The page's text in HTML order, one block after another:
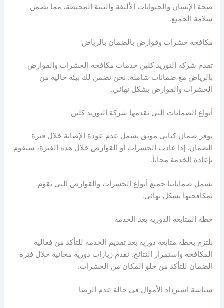
صحة الإنسان والحيوانات الأليفة والبيئة المحيطة، مما يضمن
سلامة الجميع.
مكافحة حشرات وقوارض بالضمان بالرياض
تقدم شركة التوريد كلين خدمات مكافحة الحشرات والقوارض
بالرياض مع ضمانات شاملة. نحن نضمن لك بيئة خالية من
الحشرات والقوارض بشكل نهائي.
أنواع الضمانات التي تقدمها شركة التوريد كلين
نوفر ضمان كتابي موثق يشمل عدم عودة الإصابة خلال فترة
الضمان. إذا عادت الحشرات أو القوارض خلال هذه الفترة، سنقوم
بإعادة الخدمة مجاناً.
تشمل ضماناتنا جميع أنواع الحشرات والقوارض التي نقوم
بمكافحتها بشكل نهائي.
خطة المتابعة الدورية بعد الخدمة
نلتزم بخطة متابعة دورية بعد تقديم الخدمة للتأكد من فعالية
المكافحة واستمرار النتائج. نقدم زيارات دورية مجانية خلال فترة
الضمان للتأكد من خلو المكان من الحشرات.
سياسة استرداد الأموال في حالة عدم الرضا